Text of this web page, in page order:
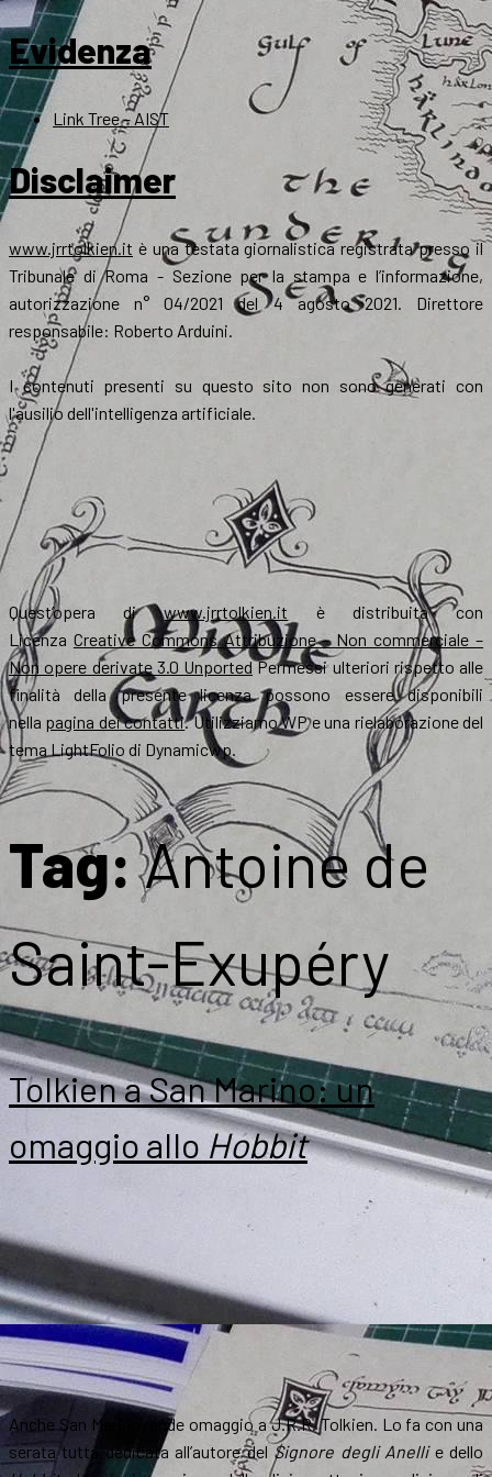
Evidenza
Link Tree – AIST
Disclaimer
www.jrrtolkien.it è una testata giornalistica registrata presso il
Tribunale di Roma - Sezione per la stampa e l’informazione,
autorizzazione n° 04/2021 del 4 agosto 2021. Direttore
responsabile: Roberto Arduini.
I contenuti presenti su questo sito non sono generati con
l'ausilio dell'intelligenza artificiale.
Quest’opera diwww.jrrtolkien.it è distribuita con
Licenza Creative Commons Attribuzione – Non commerciale –
Non opere derivate 3.0 UnportedPermessi ulteriori rispetto alle
finalità della presente licenza possono essere disponibili
nella pagina dei contatti. Utilizziamo WP e una rielaborazione del
tema LightFolio di Dynamicwp.
Tag:Antoine de
Saint-Exupéry
Tolkien a San Marino: un
omaggio allo Hobbit
Anche San Marino rende omaggio a J.R.R. Tolkien. Lo fa con una
serata tutta dedicata all’autore delSignore degli Anellie dello